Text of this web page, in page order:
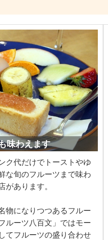
味わえます
ク代だけでトーストやゆ
な旬のフルーツまで味わ
があります。
物になりつつあるフルー
ルーツ八百文」ではモー
てフルーツの盛り合わせ